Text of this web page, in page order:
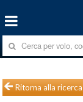
Ritorna alla